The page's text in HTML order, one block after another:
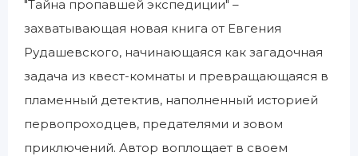
"Тайна пропавшей экспедиции" –
захватывающая новая книга от Евгения
Рудашевского, начинающаяся как загадочная
задача из квест-комнаты и превращающаяся в
пламенный детектив, наполненный историей
первопроходцев, предателями и зовом
приключений. Автор воплощает в своем